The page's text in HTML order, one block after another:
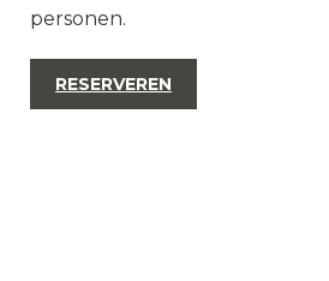
personen.
RESERVEREN